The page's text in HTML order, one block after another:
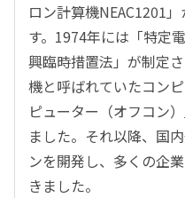
データ分析／BI
ガバナンス／リスク管理
BPR／業務改善
ロン計算機NEAC1201
す。1974年には「特定
興臨時措置法」が制定
機と呼ばれていたコン
ピューター（オフコン
ました。それ以降、国
ンを開発し、多くの企
きました。